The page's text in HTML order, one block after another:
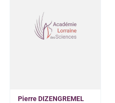
Pierre DIZENGREMEL